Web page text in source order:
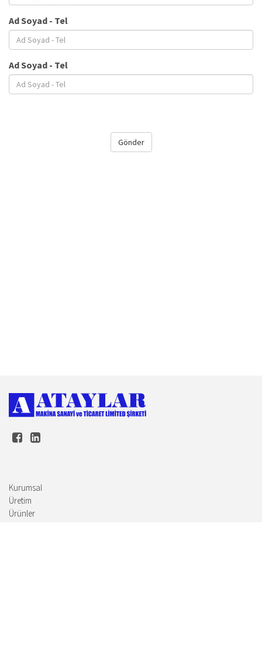
Ad Soyad - Tel
Ad Soyad - Tel
Gönder
Kurumsal
Üretim
Ürünler